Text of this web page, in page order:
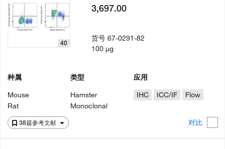
38篇参考文献 对比
40
种属
Mouse
Rat
类型
Hamster
Monoclonal
应用
IHC
ICC/IF Flow
3,697.00
货号67-0291-82
100 µg